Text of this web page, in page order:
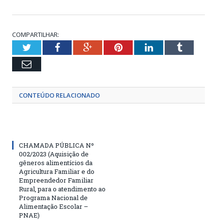
COMPARTILHAR:
TwitterFacebookGoogle+PinterestLinkedInTumblr
Email
CONTEÚDO RELACIONADO
CHAMADA PÚBLICA Nº
002/2023 (Aquisição de
gêneros alimentícios da
Agricultura Familiar e do
Empreendedor Familiar
Rural, para o atendimento ao
Programa Nacional de
Alimentação Escolar –
PNAE)